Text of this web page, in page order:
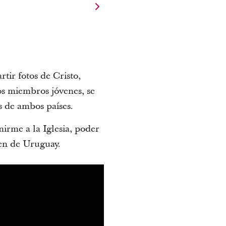
fotos de Cristo,
miembros jóvenes, se
ambos países.
a la Iglesia, poder
de Uruguay.